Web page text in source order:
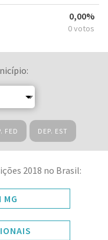
0,00%
0 votos
FED DEP. EST
2018 no Brasil:
MG